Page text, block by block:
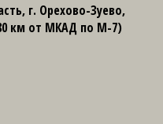
г. Орехово-Зуево,
км от МКАД по М-7)